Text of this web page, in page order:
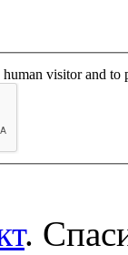
visitor and to
.